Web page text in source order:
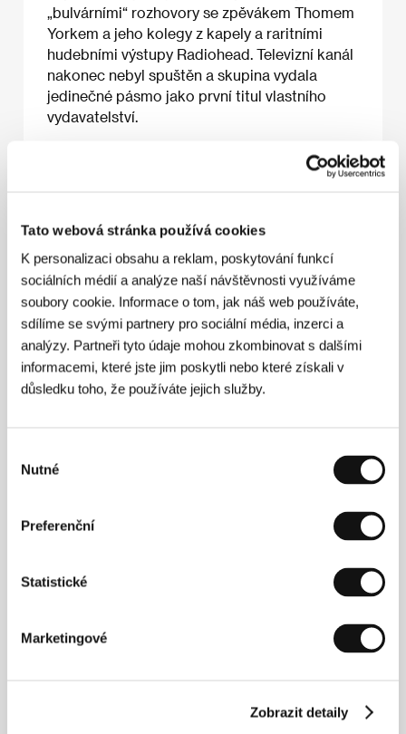
Tato webová stránka používá cookies
K personalizaci obsahu a reklam, poskytování funkcí
sociálních médií a analýze naší návštěvnosti využíváme
soubory cookie. Informace o tom, jak náš web používáte,
sdílíme se svými partnery pro sociální média, inzerci a
analýzy. Partneři tyto údaje mohou zkombinovat s dalšími
informacemi, které jste jim poskytli nebo které získali v
důsledku toho, že používáte jejich služby.
souhlasu
Nutné
Preferenční
Statistické
Marketingové
Zobrazit detaily
„bulvárními“ rozhovory se zpěvákem Thomem
Yorkem a jeho kolegy z kapely a raritními
hudebními výstupy Radiohead. Televizní kanál
nakonec nebyl spuštěn a skupina vydala
jedinečné pásmo jako první titul vlastního
vydavatelství.
110 min / Barevný, DVD
Režierůzní režiséři / various directors/ StřihChris
Bran/ ProducentDilly Gent/ VýrobaW.A.S.T.E./
KontaktW.A.S.T.E.
wwww.ateaseweb.com/videography/tvdvd.php
Chris Bran
skupiny Portishead. U titulu, který uvádíme, figuruje
jako dramaturg a střihač. Režiséry jednotlivých
Vernie Yeung, Ed Holdsworth, Louise Wilde, Paul
Rains, Rick Hind & Ajit N. Rao, Hannah Wise,
Johnny Hardstaff, Cath Elliott, Chris Levitus, Paulo
Carpenter, Camella Kirk, Vernie Young, Sophie